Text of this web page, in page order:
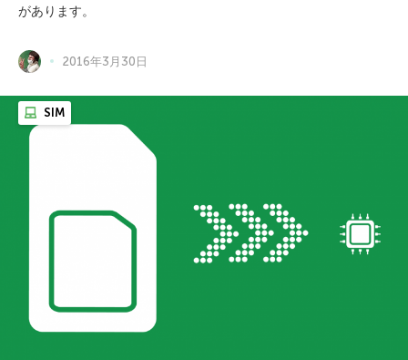
があります。
2016年3月30日
SIM